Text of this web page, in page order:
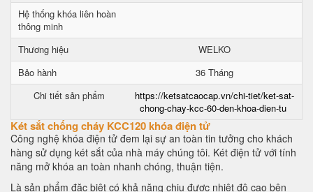
Hệ thống khóa liên hoàn
thông minh
Thương hiệu
WELKO
Bảo hành
36 Tháng
Chi tiết sản phẩm
https://ketsatcaocap.vn/chi-tiet/ket-sat-
chong-chay-kcc-60-den-khoa-dien-tu
Két sắt chống cháy KCC120 khóa điện tử
Công nghệ khóa điện tử đem lại sự an toàn tin tưởng cho khách
hàng sử dụng két sắt của nhà máy chúng tôi. Két điện tử với tính
năng mở khóa an toàn nhanh chóng, thuận tiện.
Là sản phẩm đặc biệt có khả năng chịu được nhiệt độ cao bên